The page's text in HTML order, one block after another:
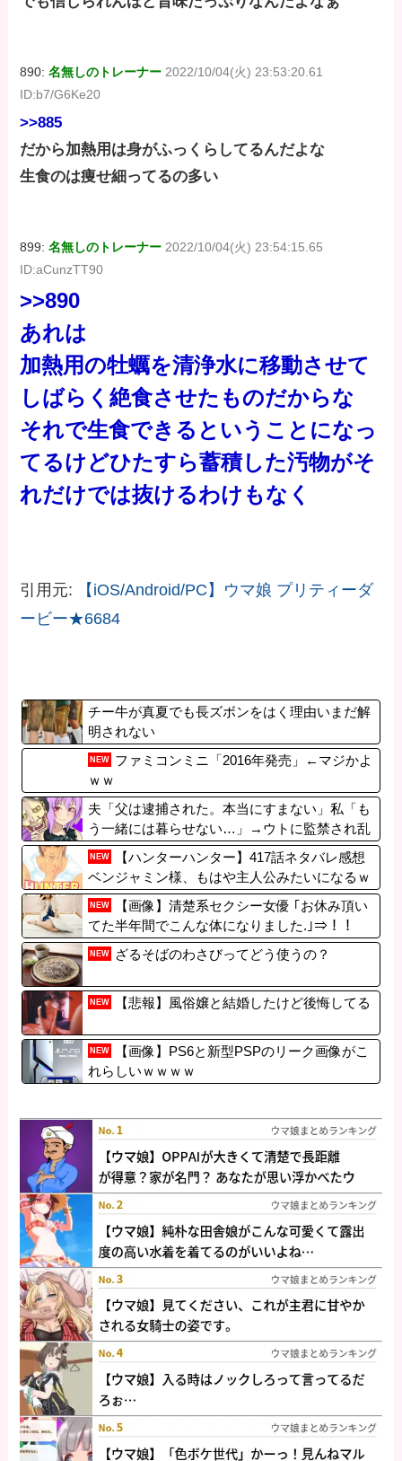
890:名無しのトレーナー 2022/10/04(火) 23:53:20.61
ID:b7/G6Ke20
>>885
だから加熱用は身がふっくらしてるんだよな
生食のは痩せ細ってるの多い
899:名無しのトレーナー 2022/10/04(火) 23:54:15.65
ID:aCunzTT90
>>890
あれは
加熱用の牡蠣を清浄水に移動させて
しばらく絶食させたものだからな
それで生食できるということになっ
てるけどひたすら蓄積した汚物がそ
れだけでは抜けるわけもなく
引用元:
【iOS/Android/PC】ウマ娘 プリティーダ
ービー★6684
チー牛が真夏でも長ズボンをはく理由いまだ解
明されない
NEW
ファミコンミニ「2016年発売」←マジかよ
ｗｗ
夫「父は逮捕された。本当にすまない」私「も
う一緒には暮らせない…」→ウトに監禁され乱
暴された私は離婚を決意して…
NEW
【ハンターハンター】417話ネタバレ感想
ベンジャミン様、もはや主人公みたいになるｗ
ｗｗ【HUNTER×HUNTER】
NEW
【画像】清楚系セクシー女優 ｢お休み頂い
てた半年間でこんな体になりました.｣⇒！！
NEW ざるそばのわさびってどう使うの？
NEW 【悲報】風俗嬢と結婚したけど後悔してる
NEW
【画像】PS6と新型PSPのリーク画像がこ
れらしいｗｗｗｗ